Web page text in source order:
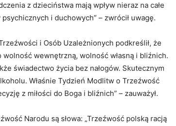
z dzieciństwa mają wpływ nieraz na całe
i duchowych” – zwrócił uwagę.
i Osób Uzależnionych podkreślił, że
wewnętrzną, wolność własną i bliźnich.
świadectwo życia bez nałogów. Skutecznym
Właśnie Tydzień Modlitw o Trzeźwość
z miłości do Boga i bliźnich” – zauważył.
Narodu są słowa: „Trzeźwość polską racją